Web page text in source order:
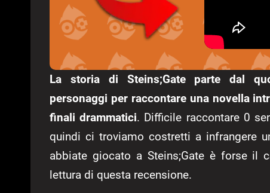
La storia di Steins;Gate parte dal
personaggi per raccontare una novella
finali drammatici. Difficile raccontare 0
quindi ci troviamo costretti a infrangere
abbiate giocato a Steins;Gate è forse il
lettura di questa recensione.